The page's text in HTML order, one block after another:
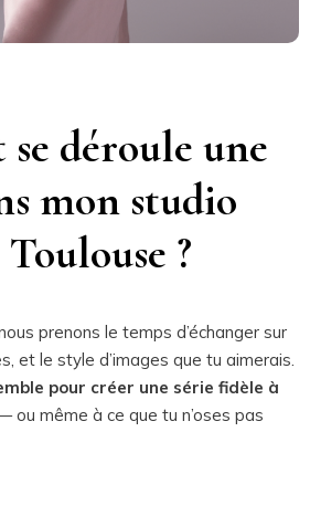
déroule une
mon studio
?
prenons le temps d’échanger sur
et le style d’images que tu aimerais.
pour créer une série fidèle à
ou même à ce que tu n’oses pas